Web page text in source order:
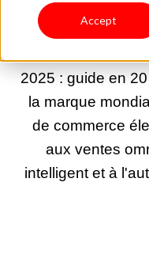
Accept
Plan de
2025 : guide en
la marque
de commerce
aux ventes
intelligent et à